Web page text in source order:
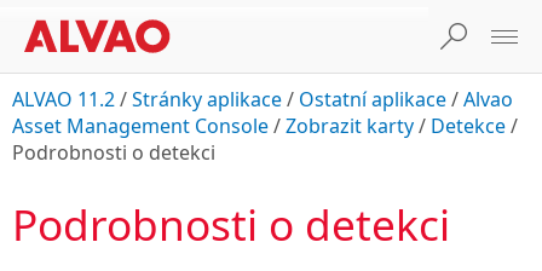
ALVAO 11.2/Stránky aplikace/ Ostatní aplikace/Alvao
Asset Management Console/Zobrazit karty/ Detekce/
Podrobnosti o detekci
Podrobnosti o detekci